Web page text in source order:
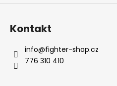
Kontakt
info@fighter-shop.cz
776 310 410